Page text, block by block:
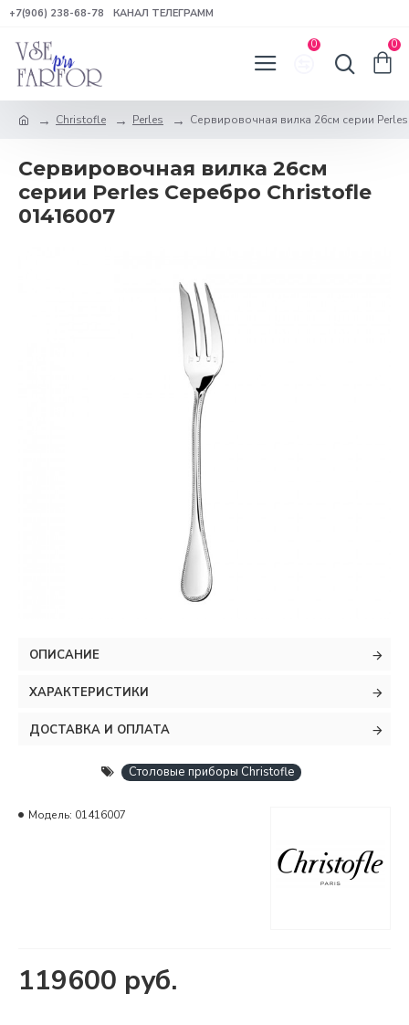
+7(906) 238-68-78 КАНАЛ ТЕЛЕГРАММ
0 0
Christofle Perles Сервировочная вилка 26см серии
Сервировочная вилка 26см
серии Perles Серебро Christofle
01416007
ОПИСАНИЕ
ХАРАКТЕРИСТИКИ
ДОСТАВКА И ОПЛАТА
Столовые приборы Christofle
119600 руб.
Модель: 01416007